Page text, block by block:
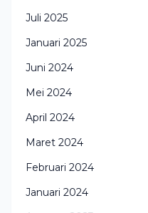
Juli 2025
Januari 2025
Juni 2024
Mei 2024
April 2024
Maret 2024
Februari 2024
Januari 2024